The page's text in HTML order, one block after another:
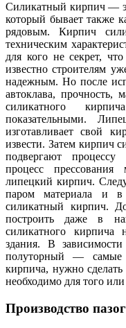
Силикатный кирпич —
который бывает также
рядовым. Кирпич
техническим
для кого не секрет,
известно строителям
надежным. Но после
автоклава, прочность,
силикатного
показательными.
изготавливает свой
извести. Затем кирпич
подвергают
процесс прессования
липецкий кирпич.
паром материала и
силикатный кирпич.
построить даже в
силикатного кирпича
здания. В
полуторный — самые
кирпича, нужно сделать
необходимо для того
Производство